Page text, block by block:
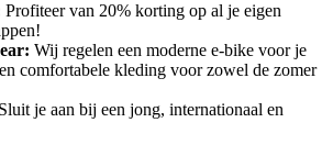
Profiteer van 20% korting op al je eigen
Wij regelen een moderne e-bike voor je
comfortabele kleding voor zowel de zomer
Sluit je aan bij een jong, internationaal en